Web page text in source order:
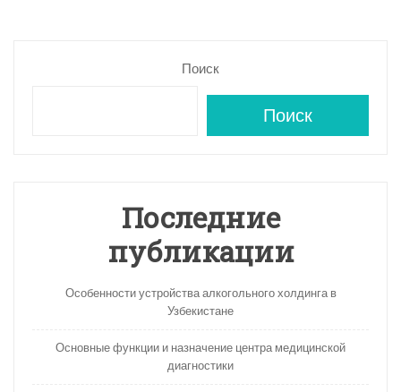
Поиск
Поиск
Последние
публикации
Особенности устройства алкогольного холдинга в
Узбекистане
Основные функции и назначение центра медицинской
диагностики